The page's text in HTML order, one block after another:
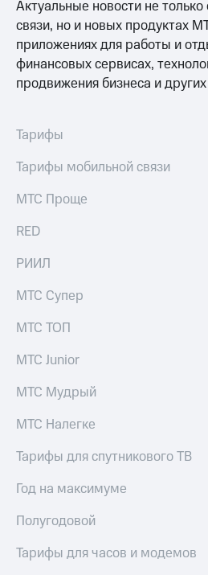
телефона
на карту
МТС Pay
Оплата
магазин
Смартфоны
Наушники
и
дом
Планшеты
Акции
скидки
Все
товары
Актуальные новости не
связи, но и новых продуктах
приложениях для работы и
финансовых сервисах,
продвижения бизнеса и
Тарифы
Тарифы мобильной связи
МТС Проще
RED
РИИЛ
МТС Супер
МТС ТОП
МТС Junior
МТС Мудрый
МТС Налегке
Тарифы для спутникового ТВ
Год на максимуме
Полугодовой
Тарифы для часов и модемов